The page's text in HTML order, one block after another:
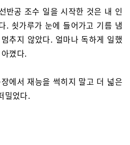
반공 조수 일을 시작한 것은 내 인
. 쇳가루가 눈에 들어가고 기름 냄
추지 않았다. 얼마나 독하게 일했
꼈다.
에서 재능을 썩히지 말고 더 넓은
밀었다.